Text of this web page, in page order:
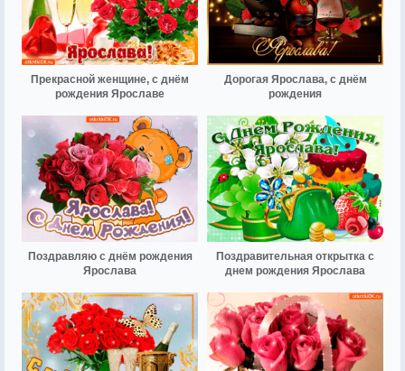
Прекрасной женщине, с днём
рождения Ярославе
Дорогая Ярослава, с днём
рождения
Поздравляю с днём рождения
Ярослава
Поздравительная открытка с
днем рождения Ярослава